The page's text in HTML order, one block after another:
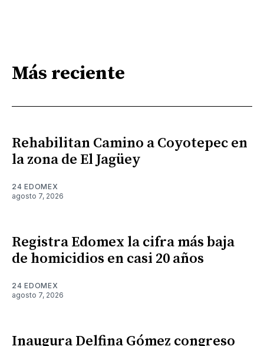
Más reciente
Rehabilitan Camino a Coyotepec en
la zona de El Jagüey
24 EDOMEX
agosto 7, 2026
Registra Edomex la cifra más baja
de homicidios en casi 20 años
24 EDOMEX
agosto 7, 2026
Inaugura Delfina Gómez congreso